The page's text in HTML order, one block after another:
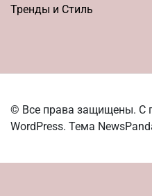
Тренды и Стиль
© Все права защищены. С
WordPress. Тема